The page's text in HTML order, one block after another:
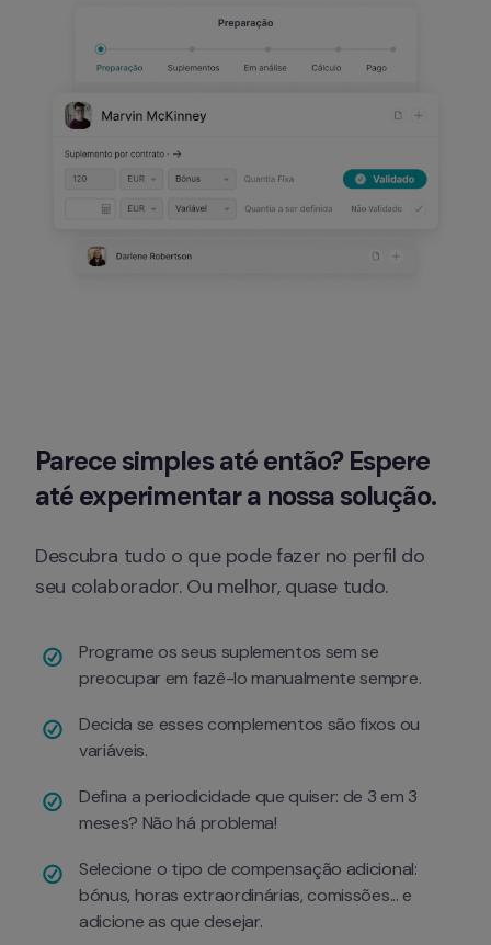
Parece simples até então? Espere
até experimentar a nossa solução.
Descubra tudo o que pode fazer no perfil do
seu colaborador. Ou melhor, quase tudo.
Programe os seus suplementos sem se
preocupar em fazê-lo manualmente sempre.
Decida se esses complementos são fixos ou
variáveis.
Defina a periodicidade que quiser: de 3 em 3
meses? Não há problema!
Selecione o tipo de compensação adicional:
bónus, horas extraordinárias, comissões... e
adicione as que desejar.